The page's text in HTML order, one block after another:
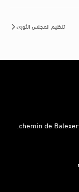
تنظيم المجلس الثوري